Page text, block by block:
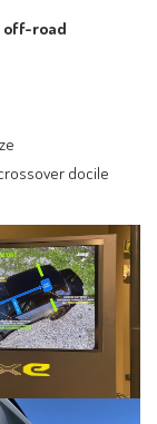
off-road
docile